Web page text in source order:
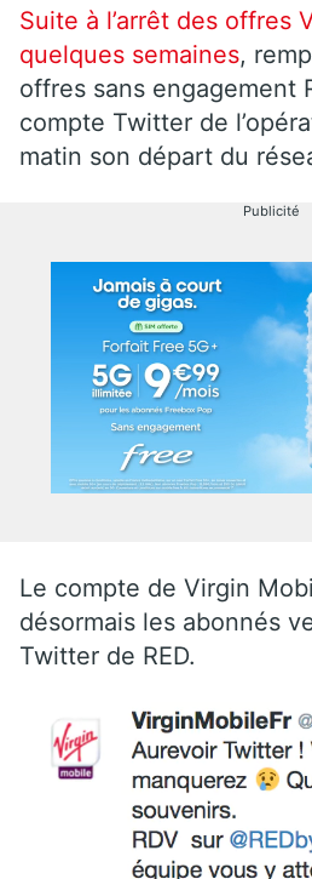
Suite à l’arrêt des offres
quelques semaines,
offres sans engagement
compte Twitter de
matin son départ du
Publicité
Le compte de Virgin
désormais les abonnés
Twitter de RED.